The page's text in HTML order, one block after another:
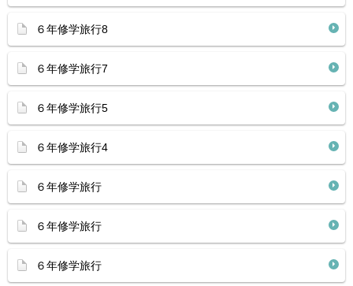
６年修学旅行8
６年修学旅行7
６年修学旅行5
６年修学旅行4
６年修学旅行
６年修学旅行
６年修学旅行